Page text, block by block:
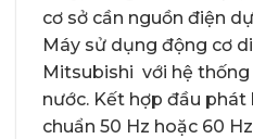
cơ sở cần nguồn điện
Máy sử dụng động cơ
Mitsubishi với hệ
nước. Kết hợp đầu
chuẩn 50 Hz hoặc 60